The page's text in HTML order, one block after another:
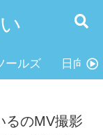
ールズ 日向坂
るのMV撮影